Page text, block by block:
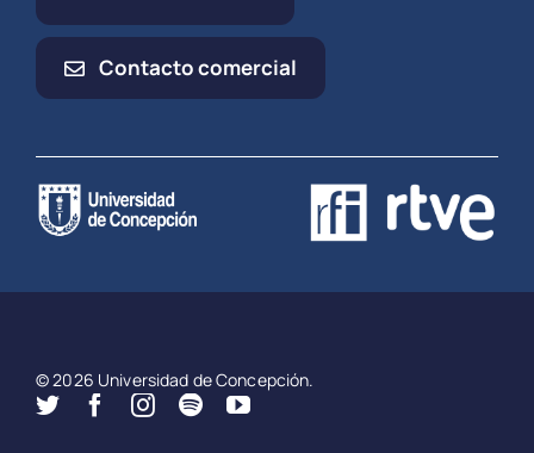
Contacto comercial
© 2026 Universidad de Concepción.